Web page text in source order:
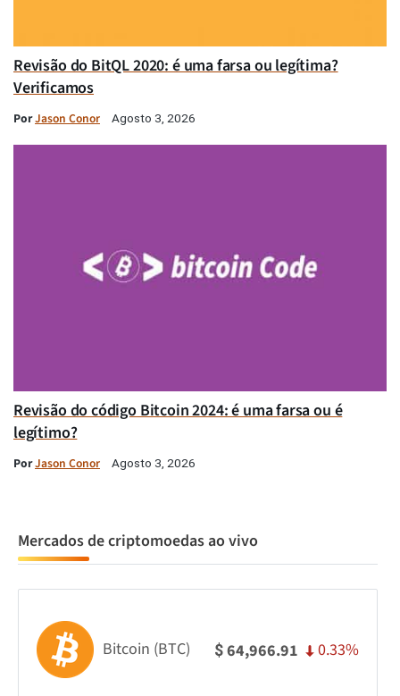
Revisão do BitQL 2020: é uma farsa ou legítima?
Verificamos
PorJason Conor Agosto 3, 2026
Revisão do código Bitcoin 2024: é uma farsa ou é
legítimo?
PorJason Conor Agosto 3, 2026
Mercados de criptomoedas ao vivo
Bitcoin (BTC) $64,966.91 0.33%